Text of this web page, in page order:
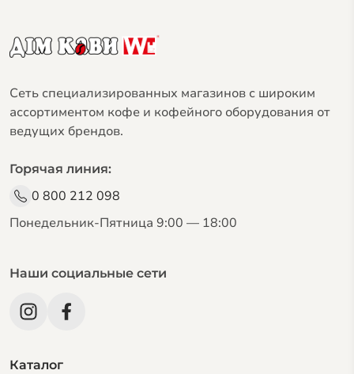
Сеть специализированных магазинов с широким
ассортиментом кофе и кофейного оборудования от
ведущих брендов.
Горячая линия:
0 800 212 098
Понедельник-Пятница 9:00 — 18:00
Наши социальные сети
Каталог